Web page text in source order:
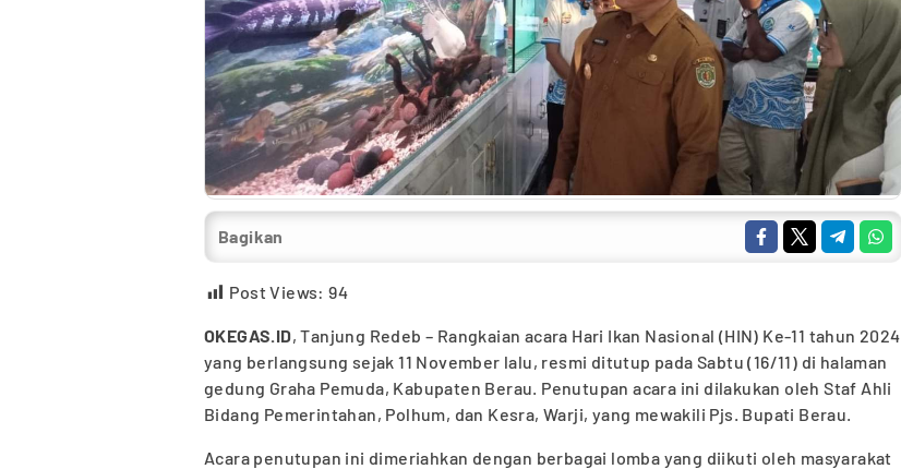
Bagikan
Post Views: 94
OKEGAS.ID, Tanjung Redeb – Rangkaian acara Hari Ikan Nasional (HIN) Ke-11 tahun 2024
yang berlangsung sejak 11 November lalu, resmi ditutup pada Sabtu (16/11) di halaman
gedung Graha Pemuda, Kabupaten Berau. Penutupan acara ini dilakukan oleh Staf Ahli
Bidang Pemerintahan, Polhum, dan Kesra, Warji, yang mewakili Pjs. Bupati Berau.
Acara penutupan ini dimeriahkan dengan berbagai lomba yang diikuti oleh masyarakat